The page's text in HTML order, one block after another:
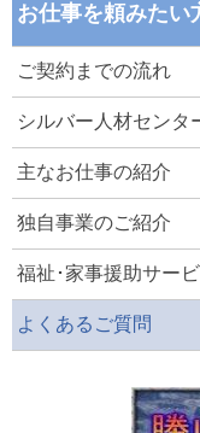
お仕事を頼みたい
ご契約までの流れ
シルバー人材センタ
主なお仕事の紹介
独自事業のご紹介
福祉･家事援助サー
よくあるご質問